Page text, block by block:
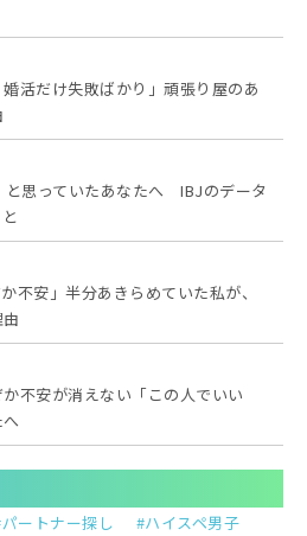
活だけ失敗ばかり」頑張り屋のあ
と思っていたあなたへ IBJのデータ
不安」半分あきらめていた私が、
不安が消えない「この人でいい
パートナー探し
ハイスペ男子